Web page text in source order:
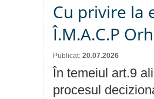
Cu privire la
Î.M.A.C.P
Publicat: 20.07.2026
În temeiul art.9
procesul